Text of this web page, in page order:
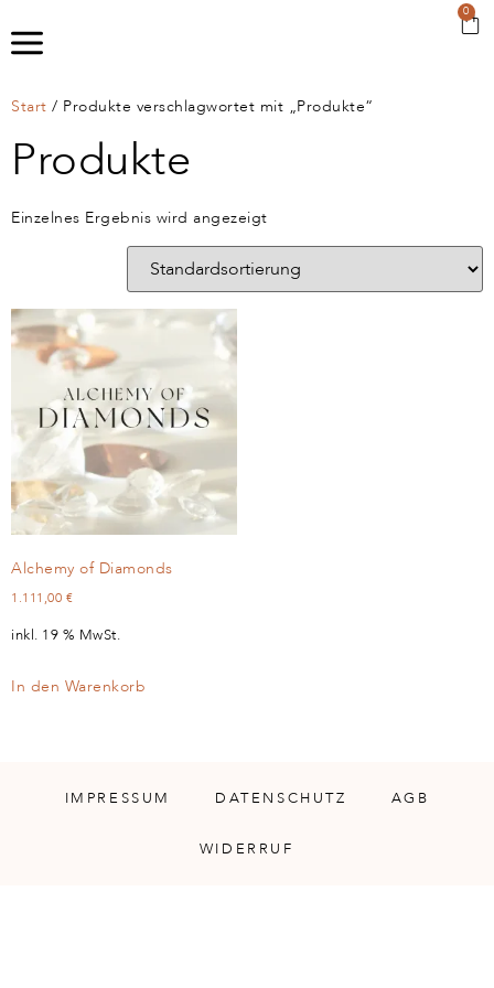
0
Start / Produkte verschlagwortet mit „Produkte“
Produkte
Einzelnes Ergebnis wird angezeigt
Alchemy of Diamonds
1.111,00 €
inkl. 19 % MwSt.
In den Warenkorb
IMPRESSUM DATENSCHUTZ AGB
WIDERRUF